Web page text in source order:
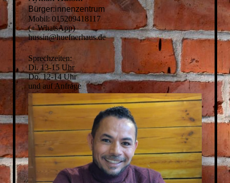
Bürger:innenzentrum
Mobil: 015209418117
(+ WhatsApp)
hussin@huefnerhaus.de
Sprechzeiten:
Di. 13-15 Uhr
Do. 12-14 Uhr
und auf Anfrage